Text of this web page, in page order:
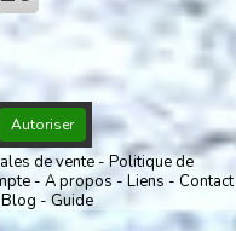
Autoriser
de vente
Politique de
A propos Liens
Contact
Blog Guide